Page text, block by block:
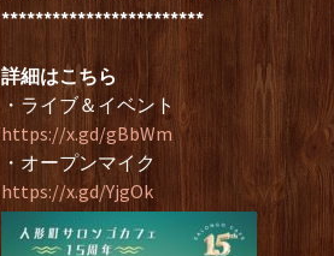
************************
詳細はこちら
・ライブ＆イベント
https://x.gd/gBbWm
・オープンマイク
https://x.gd/YjgOk